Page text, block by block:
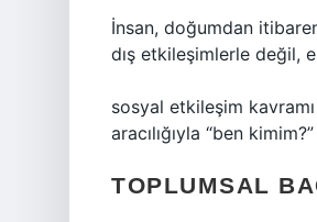
İnsan, doğumdan
dış etkileşimlerle değil,
sosyal etkileşim
aracılığıyla “ben
TOPLUMSAL